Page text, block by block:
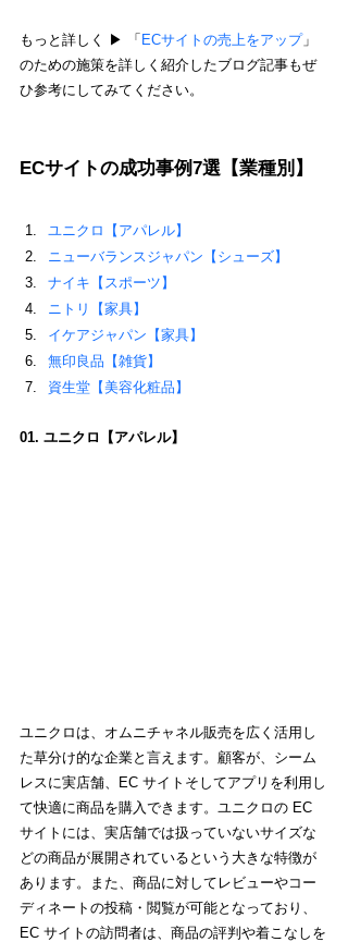
もっと詳しく ▶︎ 「 ECサイトの売上をアップ」
のための施策を詳しく紹介したブログ記事もぜ
ひ参考にしてみてください。
ECサイトの成功事例7選【業種別】
ユニクロ【アパレル】
ニューバランスジャパン【シューズ】
ナイキ【スポーツ】
ニトリ【家具】
イケアジャパン【家具】
無印良品【雑貨】
資生堂【美容化粧品】
01. ユニクロ【アパレル】
ユニクロは、オムニチャネル販売を広く活用し
た草分け的な企業と言えます。顧客が、シーム
レスに実店舗、EC サイトそしてアプリを利用し
て快適に商品を購入できます。ユニクロの EC
サイトには、実店舗では扱っていないサイズな
どの商品が展開されているという大きな特徴が
あります。また、商品に対してレビューやコー
ディネートの投稿・閲覧が可能となっており、
EC サイトの訪問者は、商品の評判や着こなしを